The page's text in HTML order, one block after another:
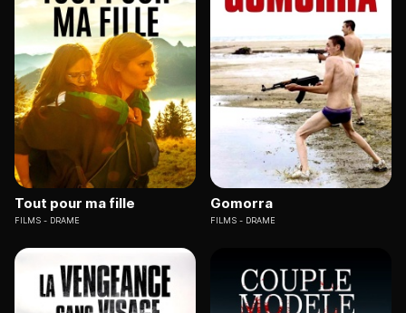
Tout pour ma fille
FILMS DRAME
Gomorra
FILMS DRAME